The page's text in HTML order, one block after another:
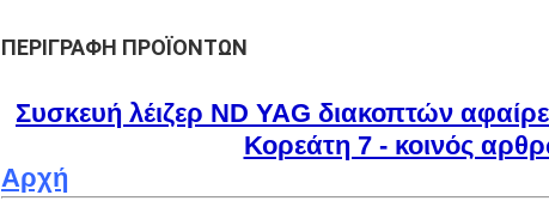
ΠΕΡΙΓΡΑΦΉ ΠΡΟΪΌΝΤΩΝ
Συσκευή λέιζερ ND YAG διακοπτών
Κορεάτη 7 - κοινός
Αρχή